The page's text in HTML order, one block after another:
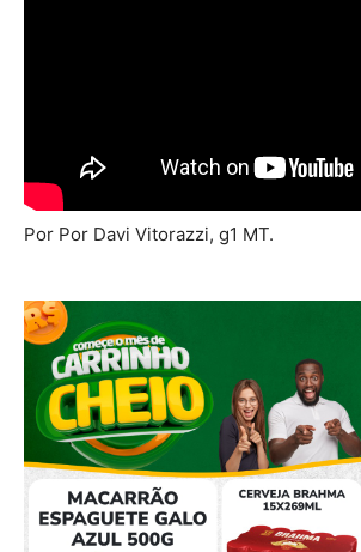
Por Por Davi Vitorazzi, g1 MT.